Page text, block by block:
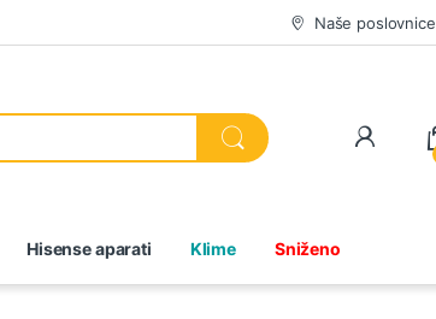
Naše poslovnice
Hisense aparati Klime Sniženo